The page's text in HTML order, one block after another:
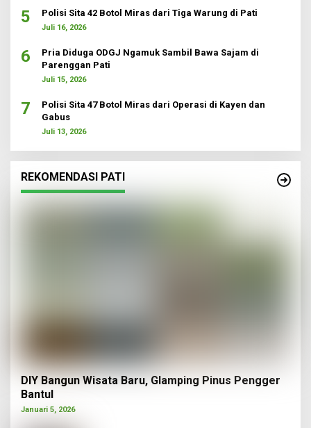
5 Polisi Sita 42 Botol Miras dari Tiga Warung di Pati
Juli 16, 2026
6
Pria Diduga ODGJ Ngamuk Sambil Bawa Sajam di
Parenggan Pati
Juli 15, 2026
7
Polisi Sita 47 Botol Miras dari Operasi di Kayen dan
Gabus
Juli 13, 2026
REKOMENDASI PATI
DIY Bangun Wisata Baru, Glamping Pinus Pengger
Bantul
Januari 5, 2026